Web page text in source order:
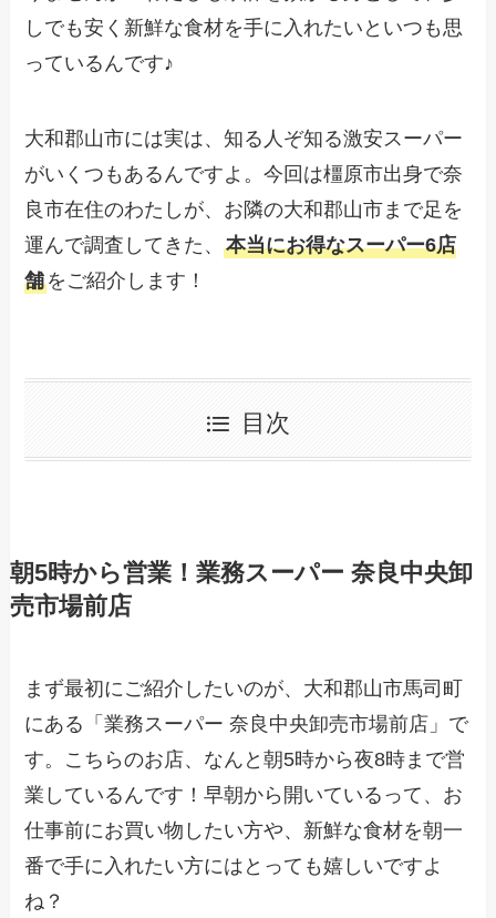
しでも安く新鮮な食材を手に入れたいといつも思
っているんです♪
大和郡山市には実は、知る人ぞ知る激安スーパー
がいくつもあるんですよ。今回は橿原市出身で奈
良市在住のわたしが、お隣の大和郡山市まで足を
運んで調査してきた、本当にお得なスーパー6店
舗をご紹介します！
目次
朝5時から営業！業務スーパー 奈良中央卸
売市場前店
まず最初にご紹介したいのが、大和郡山市馬司町
にある「業務スーパー 奈良中央卸売市場前店」で
す。こちらのお店、なんと朝5時から夜8時まで営
業しているんです！早朝から開いているって、お
仕事前にお買い物したい方や、新鮮な食材を朝一
番で手に入れたい方にはとっても嬉しいですよ
ね？